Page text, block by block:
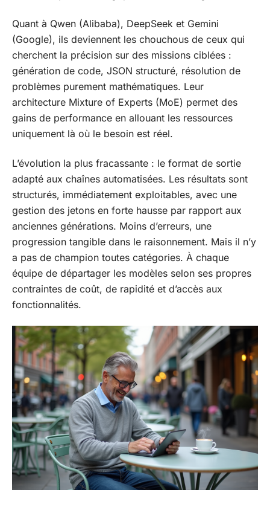
Quant à Qwen (Alibaba), DeepSeek et Gemini
(Google), ils deviennent les chouchous de ceux qui
cherchent la précision sur des missions ciblées :
génération de code, JSON structuré, résolution de
problèmes purement mathématiques. Leur
architecture Mixture of Experts (MoE) permet des
gains de performance en allouant les ressources
uniquement là où le besoin est réel.
L’évolution la plus fracassante : le format de sortie
adapté aux chaînes automatisées. Les résultats sont
structurés, immédiatement exploitables, avec une
gestion des jetons en forte hausse par rapport aux
anciennes générations. Moins d’erreurs, une
progression tangible dans le raisonnement. Mais il n’y
a pas de champion toutes catégories. À chaque
équipe de départager les modèles selon ses propres
contraintes de coût, de rapidité et d’accès aux
fonctionnalités.